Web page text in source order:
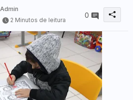
Admin
2 Minutos de leitura
0